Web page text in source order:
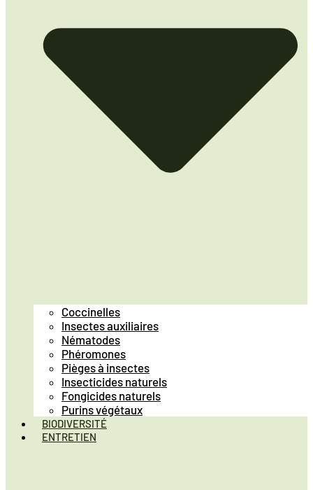
Coccinelles
Insectes auxiliaires
Nématodes
Phéromones
Pièges à insectes
Insecticides naturels
Fongicides naturels
Purins végétaux
BIODIVERSITÉ
ENTRETIEN